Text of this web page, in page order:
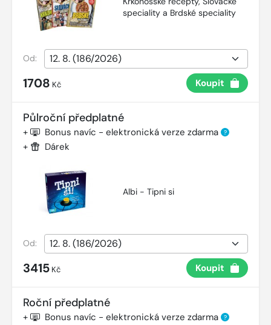
speciality a Brdské speciality
Od:
1708 Kč Koupit
Půlroční předplatné
+ Bonus navíc - elektronická verze zdarma ?
+ Dárek
Albi - Tipni si
Od:
3415 Kč Koupit
Roční předplatné
+ Bonus navíc - elektronická verze zdarma ?